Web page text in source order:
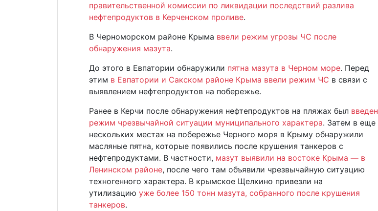
правительственной комиссии по ликвидации последствий разлива
нефтепродуктов в Керченском проливе.
В Черноморском районе Крыма ввели режим угрозы ЧС после
обнаружения мазута.
До этого в Евпатории обнаружили пятна мазута в Черном море. Перед
этим в Евпатории и Сакском районе Крыма ввели режим ЧС в связи с
выявлением нефтепродуктов на побережье.
Ранее в Керчи после обнаружения нефтепродуктов на пляжах был введен
режим чрезвычайной ситуации муниципального характера. Затем в еще
нескольких местах на побережье Черного моря в Крыму обнаружили
масляные пятна, которые появились после крушения танкеров с
нефтепродуктами. В частности, мазут выявили на востоке Крыма — в
Ленинском районе, после чего там объявили чрезвычайную ситуацию
техногенного характера. В крымское Щелкино привезли на
утилизацию уже более 150 тонн мазута, собранного после крушения
танкеров.